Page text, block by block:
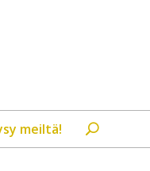
meiltä!